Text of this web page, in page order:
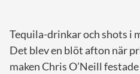
Tequila-drinkar och shots i
Det blev en blöt afton när
maken Chris O’Neill